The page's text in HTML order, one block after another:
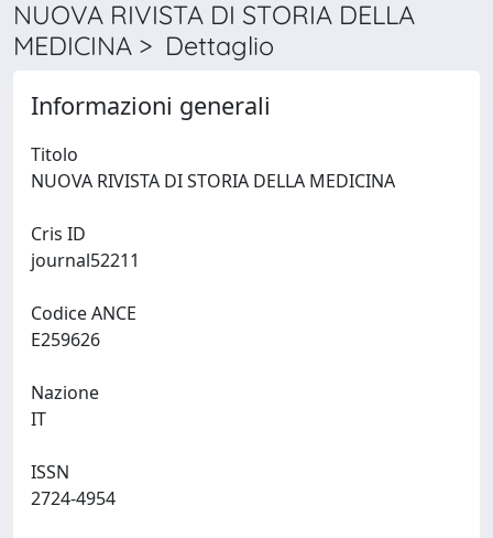
NUOVA RIVISTA DI STORIA DELLA
MEDICINA > Dettaglio
Informazioni generali
Titolo
Cris ID
Codice ANCE
Nazione
ISSN